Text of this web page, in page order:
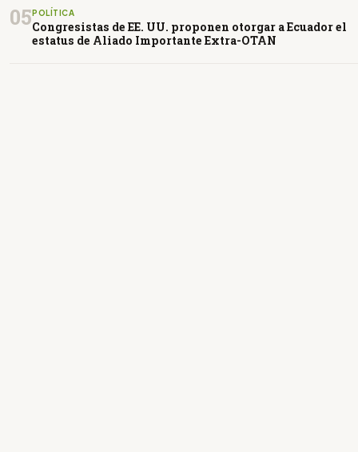
05POLÍTICA
Congresistas de EE. UU. proponen otorgar a Ecuador el
estatus de Aliado Importante Extra-OTAN